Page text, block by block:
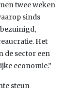
twee weken
sinds
Het
de sector een
economie.”
steun